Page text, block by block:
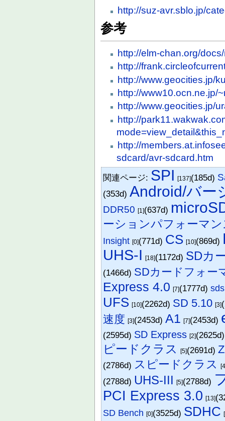
http://suz-avr.sblo.jp/
参考
http://elm-chan.org/
http://
http://www.geocities.jp/
http://www10.ocn.ne.jp/
http://www.geocities.jp/
http://
http://
sdcard/avr-sdcard.htm
関連ページ: SPI [137](185d)
(353d)Android/バー
DDR50 [1](637d)
ーションパフォーマ
Insight [0](771d) CS [10](869d)
UHS-I [18](1172d) SDカ
(1466d) SDカードフォー
Express 4.0 [7](1777d)
UFS [10](2262d) SD 5.10 [3]
速度 [3](2453d)A1 [7](2453d)
(2595d) SD Express [2]
ピードクラス [5](2691d)
(2786d) スピードクラス
(2788d) UHS-III [5](2788d)
PCI Express 3.0 [13]
SD Bench [0](3525d) SDHC